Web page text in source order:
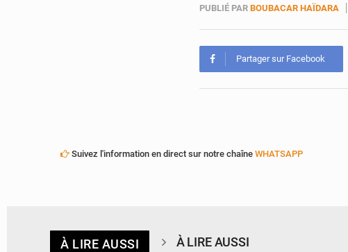
6
PUBLIÉ PAR BOUBACAR HAÏDARA
Partager sur Facebook
Suivez l'information en direct sur notre chaîne WHATSAPP
À LIRE AUSSI À LIRE AUSSI